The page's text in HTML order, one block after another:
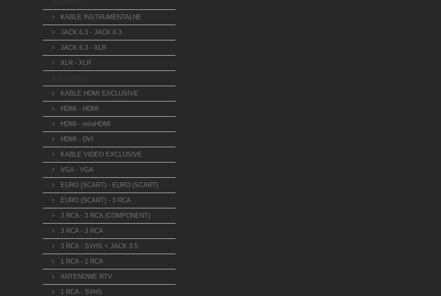
KABLE INSTRUMENTALNE
JACK 6.3 - JACK 6.3
JACK 6.3 - XLR
XLR - XLR
KABLE HDMI EXCLUSIVE
HDMI - HDMI
HDMI - miniHDMI
HDMI - DVI
KABLE VIDEO EXCLUSIVE
VGA - VGA
EURO (SCART) - EURO (SCART)
EURO (SCART) - 3 RCA
3 RCA - 3 RCA (COMPONENT)
3 RCA - 3 RCA
3 RCA - SVHS + JACK 3.5
1 RCA - 1 RCA
ANTENOWE RTV
1 RCA - SVHS